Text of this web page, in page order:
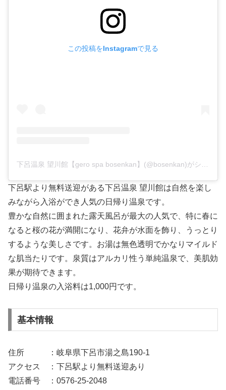
この投稿をInstagramで見る
下呂駅より無料送迎がある下呂温泉 望川館は自然を楽し
みながら入浴ができ人気の日帰り温泉です。
豊かな自然に囲まれた露天風呂が最大の人気で、特に春に
なると桜の花が満開になり、花弁が水面を飾り、うっとり
するような美しさです。お湯は無色透明でかなりマイルド
な肌当たりです。泉質はアルカリ性う単純温泉で、美肌効
果が期待できます。
日帰り温泉の入浴料は1,000円です。
基本情報
住所 ：岐阜県下呂市湯之島190-1
アクセス ：下呂駅より無料送迎あり
電話番号 ：0576-25-2048